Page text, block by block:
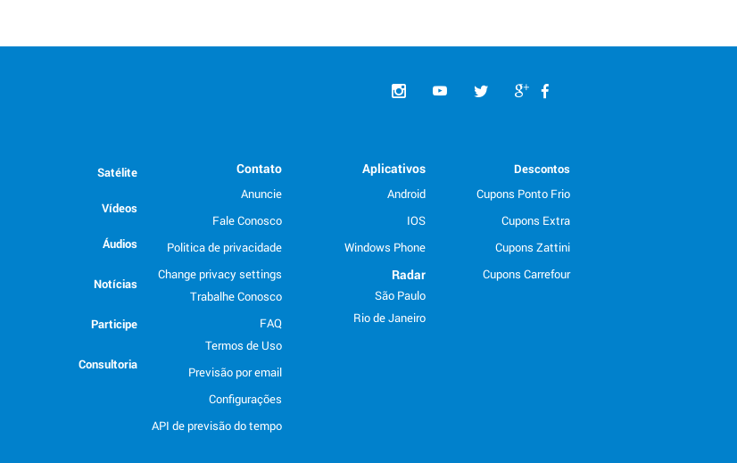
Descontos
Cupons Ponto Frio
Cupons Extra
Cupons Zattini
Cupons Carrefour
Aplicativos
Android
IOS
Windows Phone
Radar
São Paulo
Rio de Janeiro
Contato
Anuncie
Fale Conosco
Politica de privacidade
Change privacy settings
Trabalhe Conosco
FAQ
Termos de Uso
Previsão por email
Configurações
API de previsão do tempo
Satélite
Vídeos
Áudios
Notícias
Participe
Consultoria